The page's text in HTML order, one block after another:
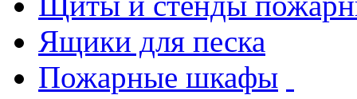
Ящики для песка
Пожарные шкафы